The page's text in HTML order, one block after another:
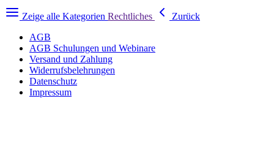
Zeige alle Kategorien Rechtliches
Zurück
AGB
AGB Schulungen und Webinare
Versand und Zahlung
Widerrufsbelehrungen
Datenschutz
Impressum